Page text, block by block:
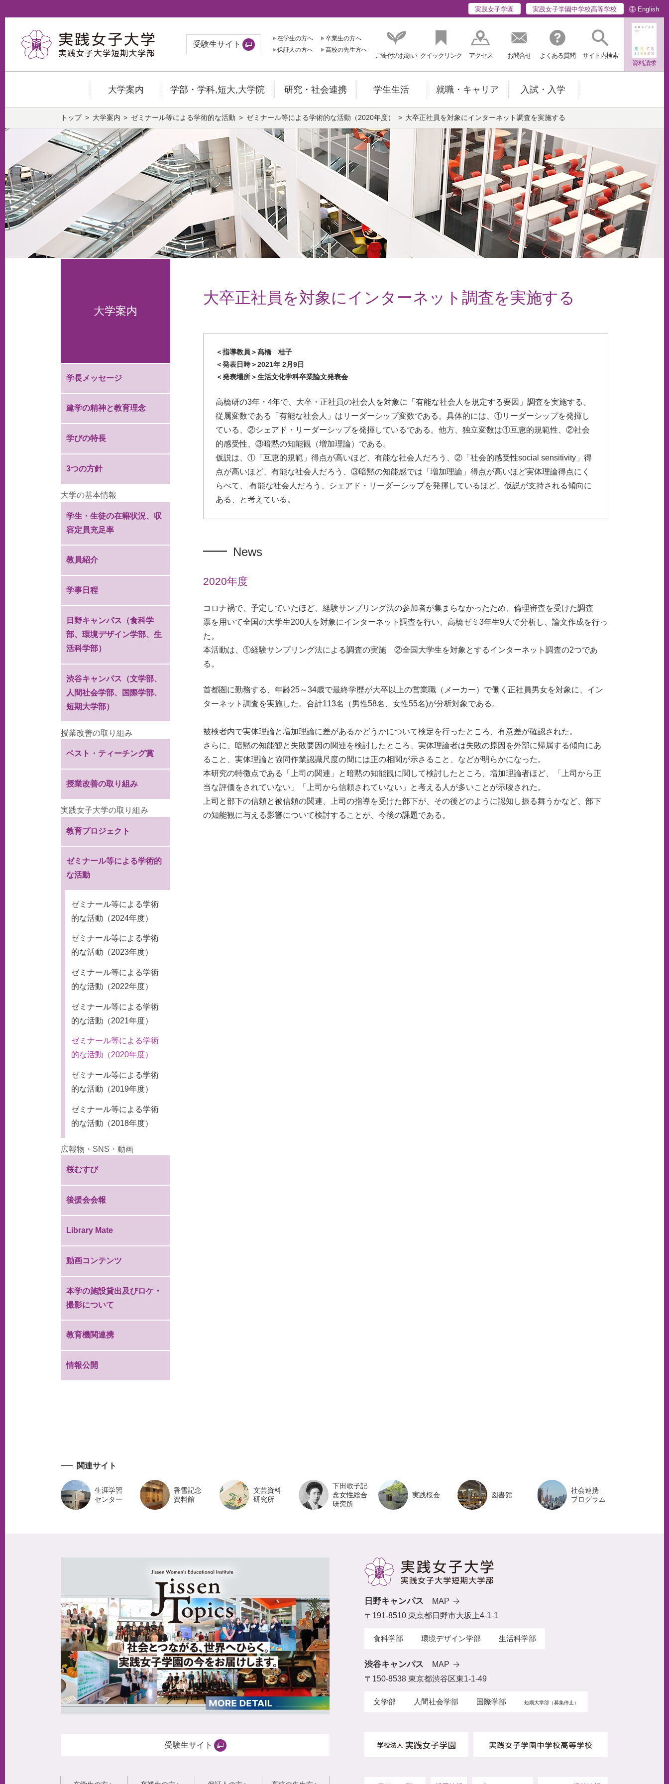
実践女子学園 実践女子学園中学校高等学校 English
受験生サイト
在学生の方へ
卒業生の方へ
保証人の方へ
高校の先生方へ
ご寄付のお願い クイックリンク アクセス お問合せ よくある質問
サイト内検索
資料請求
大学案内 学部・学科,短大,大学院 研究・社会連携 学生生活 就職・キャリア 入試・入学
トップ 大学案内 ゼミナール等による学術的な活動 ゼミナール等による学術的な活動（2020年度） 大卒正社員を対象にインターネット調査を実施する
大学案内
学長メッセージ
建学の精神と教育理念
学びの特長
3つの方針
大学の基本情報
学生・生徒の在籍状況、収
容定員充足率
教員紹介
学事日程
日野キャンパス（食科学
部、環境デザイン学部、生
活科学部）
渋谷キャンパス（文学部、
人間社会学部、国際学部、
短期大学部）
授業改善の取り組み
ベスト・ティーチング賞
授業改善の取り組み
実践女子大学の取り組み
教育プロジェクト
ゼミナール等による学術的
な活動
ゼミナール等による学術
的な活動（2024年度）
ゼミナール等による学術
的な活動（2023年度）
ゼミナール等による学術
的な活動（2022年度）
ゼミナール等による学術
的な活動（2021年度）
ゼミナール等による学術
的な活動（2020年度）
ゼミナール等による学術
的な活動（2019年度）
ゼミナール等による学術
的な活動（2018年度）
広報物・SNS・動画
桜むすび
後援会会報
Library Mate
動画コンテンツ
本学の施設貸出及びロケ・
撮影について
教育機関連携
情報公開
大卒正社員を対象にインターネット調査を実施する
＜指導教員＞髙橋 桂子
＜発表日時＞2021年 2月9日
＜発表場所＞生活文化学科卒業論文発表会
高橋研の3年・4年で、大卒・正社員の社会人を対象に「有能な社会人を規定する要因」調査を実施する。
従属変数である「有能な社会人」はリーダーシップ変数である。具体的には、①リーダーシップを発揮し
ている、②シェアド・リーダーシップを発揮しているである。他方、独立変数は①互恵的規範性、②社会
的感受性、③暗黙の知能観（増加理論）である。
仮説は、①「互恵的規範」得点が高いほど、有能な社会人だろう、②「社会的感受性social sensitivity」得
点が高いほど、有能な社会人だろう、③暗黙の知能感では「増加理論」得点が高いほど実体理論得点にく
らべて、 有能な社会人だろう、シェアド・リーダーシップを発揮しているほど、仮説が支持される傾向に
ある、と考えている。
News
2020年度
コロナ禍で、予定していたほど、経験サンプリング法の参加者が集まらなかったため、倫理審査を受けた調査
票を用いて全国の大学生200人を対象にインターネット調査を行い、高橋ゼミ3年生9人で分析し、論文作成を行っ
た。
本活動は、①経験サンプリング法による調査の実施 ②全国大学生を対象とするインターネット調査の2つであ
る。
首都圏に勤務する、年齢25～34歳で最終学歴が大卒以上の営業職（メーカー）で働く正社員男女を対象に、イン
ターネット調査を実施した。合計113名（男性58名、女性55名)が分析対象である。
被検者内で実体理論と増加理論に差があるかどうかについて検定を行ったところ、有意差が確認された。
さらに、暗黙の知能観と失敗要因の関連を検討したところ、実体理論者は失敗の原因を外部に帰属する傾向にあ
ること、実体理論と協同作業認識尺度の間には正の相関が示さること、などが明らかになった。
本研究の特徴点である「上司の関連」と暗黙の知能観に関して検討したところ、増加理論者ほど、「上司から正
当な評価をされていない」「上司から信頼されていない」と考える人が多いことが示唆された。
上司と部下の信頼と被信頼の関連、上司の指導を受けた部下が、その後どのように認知し振る舞うかなど、部下
の知能観に与える影響について検討することが、今後の課題である。
関連サイト
生涯学習
センター
香雪記念
資料館
文芸資料
研究所
下田歌子記
念女性総合
研究所
実践桜会 図書館
社会連携
プログラム
受験生サイト
日野キャンパス
MAP
〒191-8510 東京都日野市大坂上4-1-1
食科学部 環境デザイン学部 生活科学部
渋谷キャンパス
MAP
〒150-8538 東京都渋谷区東1-1-49
文学部 人間社会学部 国際学部 短期大学部（募集停止）